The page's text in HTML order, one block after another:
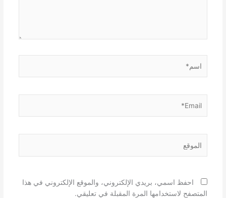
احفظ اسمي، بريدي الإلكتروني، والموقع الإلكتروني في هذا
المتصفح لاستخدامها المرة المقبلة في تعليقي.